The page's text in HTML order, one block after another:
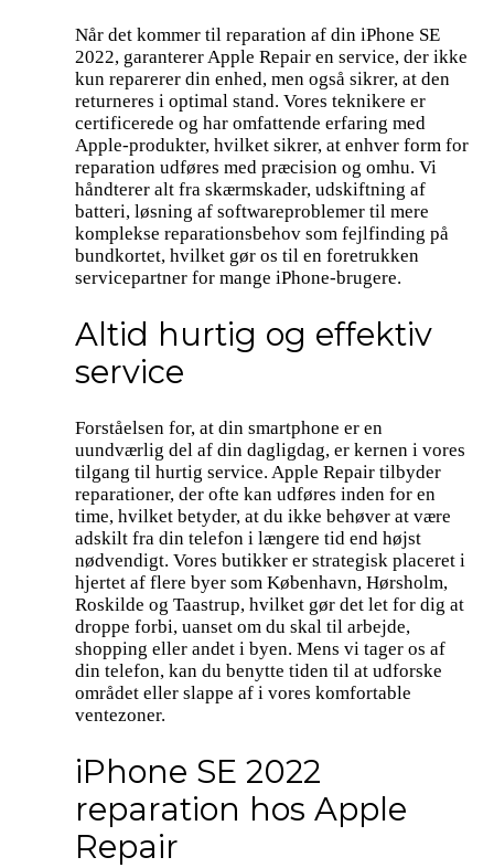
Når det kommer til reparation af din iPhone SE
2022, garanterer Apple Repair en service, der ikke
kun reparerer din enhed, men også sikrer, at den
returneres i optimal stand. Vores teknikere er
certificerede og har omfattende erfaring med
Apple-produkter, hvilket sikrer, at enhver form for
reparation udføres med præcision og omhu. Vi
håndterer alt fra skærmskader, udskiftning af
batteri, løsning af softwareproblemer til mere
komplekse reparationsbehov som fejlfinding på
bundkortet, hvilket gør os til en foretrukken
servicepartner for mange iPhone-brugere.
Altid hurtig og effektiv
service
Forståelsen for, at din smartphone er en
uundværlig del af din dagligdag, er kernen i vores
tilgang til hurtig service. Apple Repair tilbyder
reparationer, der ofte kan udføres inden for en
time, hvilket betyder, at du ikke behøver at være
adskilt fra din telefon i længere tid end højst
nødvendigt. Vores butikker er strategisk placeret i
hjertet af flere byer som København, Hørsholm,
Roskilde og Taastrup, hvilket gør det let for dig at
droppe forbi, uanset om du skal til arbejde,
shopping eller andet i byen. Mens vi tager os af
din telefon, kan du benytte tiden til at udforske
området eller slappe af i vores komfortable
ventezoner.
iPhone SE 2022
reparation hos Apple
Repair